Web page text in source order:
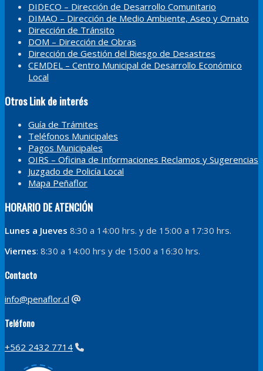
DIDECO – Dirección de Desarrollo Comunitario
DIMAO – Dirección de Medio Ambiente, Aseo y Ornato
Dirección de Tránsito
DOM – Dirección de Obras
Dirección de Gestión del Riesgo de Desastres
CEMDEL – Centro Municipal de Desarrollo Económico
Local
Otros Link de interés
Guía de Trámites
Teléfonos Municipales
Pagos Municipales
OIRS – Oficina de Informaciones Reclamos y Sugerencias
Juzgado de Policía Local
Mapa Peñaflor
HORARIO DE ATENCIÓN
Lunes a Jueves 8:30 a 14:00 hrs. y de 15:00 a 17:30 hrs.
Viernes: 8:30 a 14:00 hrs y de 15:00 a 16:30 hrs.
Contacto
info@penaflor.cl
Teléfono
+562 2432 7714